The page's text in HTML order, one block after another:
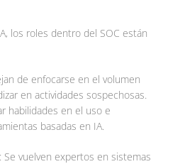
los roles dentro del SOC están
de enfocarse en el volumen
en actividades sospechosas.
habilidades en el uso e
basadas en IA.
Se vuelven expertos en sistemas